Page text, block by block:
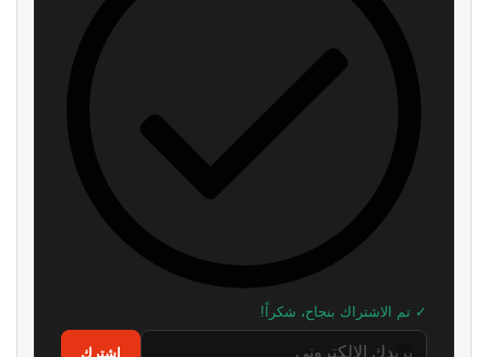
✓ تم الاشتراك بنجاح، شكراً!
اشترك